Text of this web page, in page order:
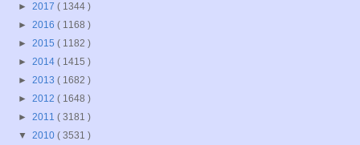
► 2017 ( 1344 )
► 2016 ( 1168 )
► 2015 ( 1182 )
► 2014 ( 1415 )
► 2013 ( 1682 )
► 2012 ( 1648 )
► 2011 ( 3181 )
▼ 2010 ( 3531 )